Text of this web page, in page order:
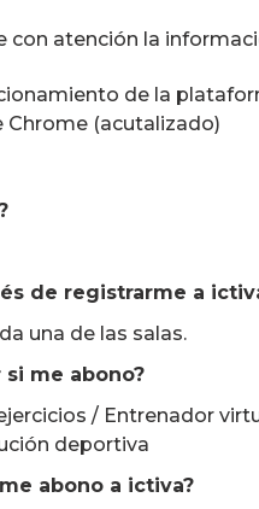
con atención la
de la
Chrome (acutalizado)
de registrarme a
una de las salas.
me abono?
/ Entrenador
deportiva
abono a ictiva?